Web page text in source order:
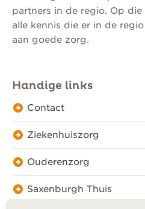
partners in de regio. Op
alle kennis die er in de
aan goede zorg.
Handige links
Contact
Ziekenhuiszorg
Ouderenzorg
Saxenburgh Thuis